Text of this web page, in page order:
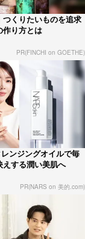
つくりたいものを追求
作り方とは
PR(FINCHI on GOETHE)
ンジングオイルで毎
えする潤い美肌へ
PR(NARS on 美的.com)